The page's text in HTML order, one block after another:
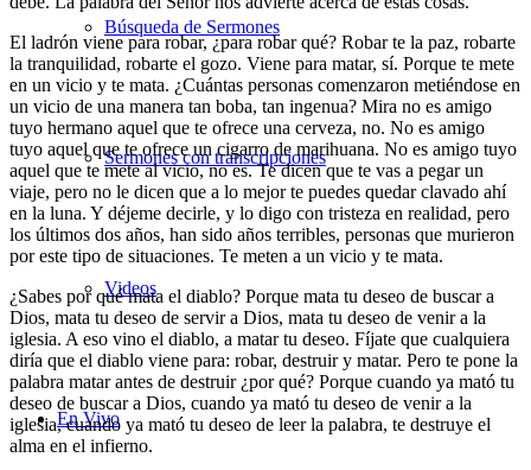
Búsqueda de Sermones
Sermones con transcripciones
Videos
En Vivo
El ladrón viene para robar, ¿para robar qué? Robar te la paz, robarte
la tranquilidad, robarte el gozo. Viene para matar, sí. Porque te mete
en un vicio y te mata. ¿Cuántas personas comenzaron metiéndose en
un vicio de una manera tan boba, tan ingenua? Mira no es amigo
tuyo hermano aquel que te ofrece una cerveza, no. No es amigo
tuyo aquel que te ofrece un cigarro de marihuana. No es amigo tuyo
aquel que te mete al vicio, no es. Te dicen que te vas a pegar un
viaje, pero no le dicen que a lo mejor te puedes quedar clavado ahí
en la luna. Y déjeme decirle, y lo digo con tristeza en realidad, pero
los últimos dos años, han sido años terribles, personas que murieron
por este tipo de situaciones. Te meten a un vicio y te mata.
¿Sabes por qué mata el diablo? Porque mata tu deseo de buscar a
Dios, mata tu deseo de servir a Dios, mata tu deseo de venir a la
iglesia. A eso vino el diablo, a matar tu deseo. Fíjate que cualquiera
diría que el diablo viene para: robar, destruir y matar. Pero te pone la
palabra matar antes de destruir ¿por qué? Porque cuando ya mató tu
deseo de buscar a Dios, cuando ya mató tu deseo de venir a la
iglesia, cuando ya mató tu deseo de leer la palabra, te destruye el
alma en el infierno.